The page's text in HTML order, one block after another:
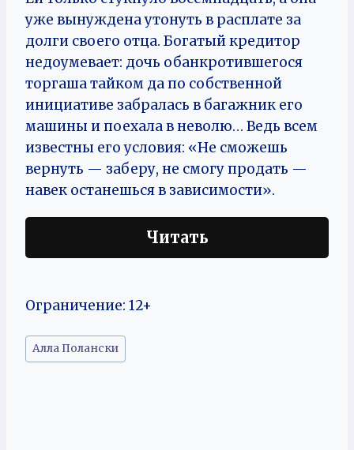
уже вынуждена утонуть в расплате за
долги своего отца. Богатый кредитор
недоумевает: дочь обанкротившегося
торгаша тайком да по собственной
инициативе забралась в багажник его
машины и поехала в неволю… Ведь всем
известны его условия: «Не сможешь
вернуть — заберу, не смогу продать —
навек останешься в зависимости».
Читать
Ограничение: 12+
Метки
записи:
Алла Полански